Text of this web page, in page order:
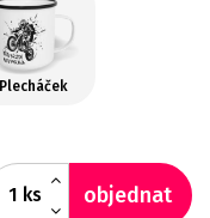
Plecháček
ks objednat